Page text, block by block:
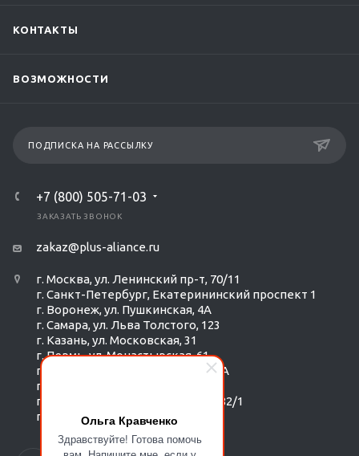
Ольга Кравченко
Здравствуйте! Готова помочь
КОНТАКТЫ
ВОЗМОЖНОСТИ
ПОДПИСКА НА РАССЫЛКУ
+7 (800) 505-71-03
ЗАКАЗАТЬ ЗВОНОК
zakaz@plus-aliance.ru
г. Москва, ул. Ленинский пр-т, 70/11
г. Санкт-Петербург, Екатерининский проспект 1
г. Воронеж, ул. Пушкинская, 4А
г. Самара, ул. Льва Толстого, 123
г. Казань, ул. Московская, 31
г. Пермь, ул. Монастырская, 61
г. Екатеринбург, ул. Радищева 6А
г. Тюмень, ул. Республики 252/6
г. Новосибирск, Красный пр-т, 182/1
г. Омск, ул. ​Гагарина, 14